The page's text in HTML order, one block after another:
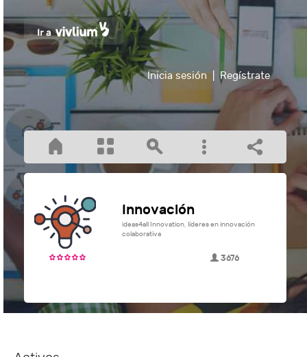
Inicia sesión Regístrate
Innovación
ideas4all Innovation, líderes en innovación
colaborativa
3676